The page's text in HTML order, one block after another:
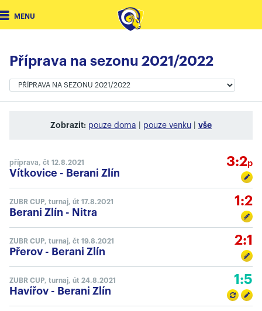
MENU
Příprava na sezonu 2021/2022
Zobrazit: pouze doma pouze venku vše
příprava, čt 12.8.2021
Vítkovice - Berani Zlín
3:2p
ZUBR CUP, turnaj, út 17.8.2021
Berani Zlín - Nitra
1:2
ZUBR CUP, turnaj, čt 19.8.2021
Přerov - Berani Zlín
2:1
ZUBR CUP, turnaj, út 24.8.2021
Havířov - Berani Zlín
1:5